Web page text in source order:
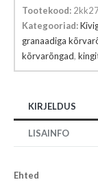
Tootekood:
Kategooriad:
granaadiga
kõrvarõngad,
KIRJELDUS
LISAINFO
Ehted